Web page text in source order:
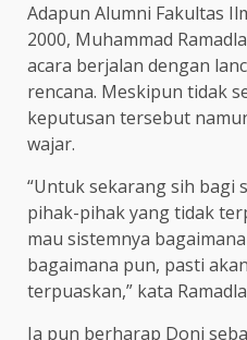
Adapun Alumni Fakultas
2000, Muhammad
acara berjalan dengan
rencana. Meskipun tidak
keputusan tersebut
wajar.
“Untuk sekarang sih bagi
pihak-pihak yang tidak
mau sistemnya
bagaimana pun, pasti
terpuaskan,” kata
Ia pun berharap Doni